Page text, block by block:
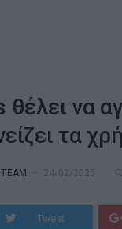
θέλει να
τα
Tweet